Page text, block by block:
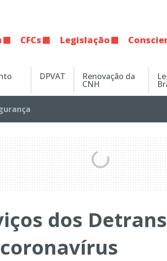
CFCs Legislação
DPVAT Renovação da
CNH
dos